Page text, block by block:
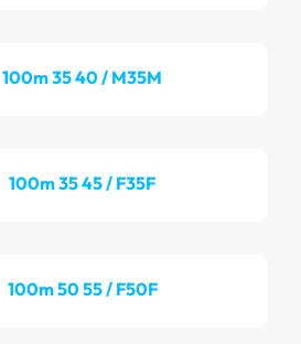
100m 35 40 / M35M
100m 35 45 / F35F
100m 50 55 / F50F